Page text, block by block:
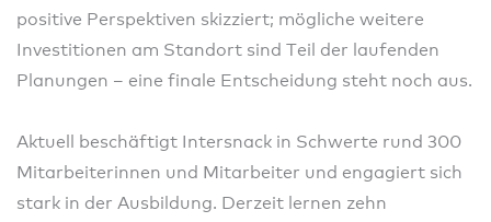
positive Perspektiven skizziert; mögliche weitere
Investitionen am Standort sind Teil der laufenden
Planungen – eine finale Entscheidung steht noch aus.
Aktuell beschäftigt Intersnack in Schwerte rund 300
Mitarbeiterinnen und Mitarbeiter und engagiert sich
stark in der Ausbildung. Derzeit lernen zehn